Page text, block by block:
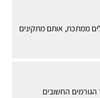
ממתכת, אותם מתקינים
החשובים